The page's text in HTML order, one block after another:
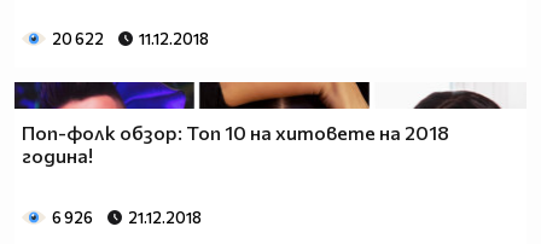
20 622 11.12.2018
Поп-фолк обзор: Топ 10 на хитовете на 2018
година!
6 926 21.12.2018